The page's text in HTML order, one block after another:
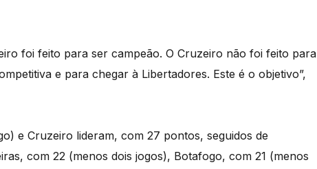
foi feito para ser campeão. O Cruzeiro não foi feito para
e para chegar à Libertadores. Este é o objetivo”,
e Cruzeiro lideram, com 27 pontos, seguidos de
com 22 (menos dois jogos), Botafogo, com 21 (menos